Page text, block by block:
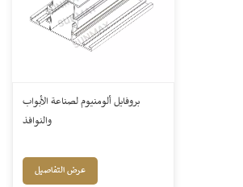
بروفايل ألومنيوم لصناعة الأبواب
والنوافذ
عرض التفاصيل